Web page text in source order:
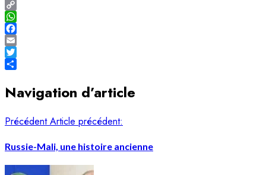
Copy
Link
WhatsApp
Facebook
Email
Twitter
Navigation d’article
Précédent Article précédent:
Russie-Mali, une histoire ancienne